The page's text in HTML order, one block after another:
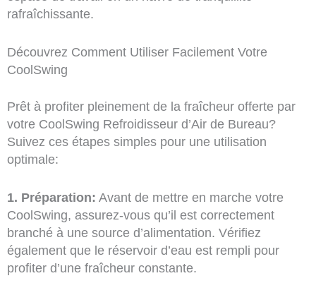
rafraîchissante.
Découvrez Comment Utiliser Facilement Votre
CoolSwing
Prêt à profiter pleinement de la fraîcheur offerte par
votre CoolSwing Refroidisseur d’Air de Bureau?
Suivez ces étapes simples pour une utilisation
optimale:
1. Préparation: Avant de mettre en marche votre
CoolSwing, assurez-vous qu’il est correctement
branché à une source d’alimentation. Vérifiez
également que le réservoir d’eau est rempli pour
profiter d’une fraîcheur constante.